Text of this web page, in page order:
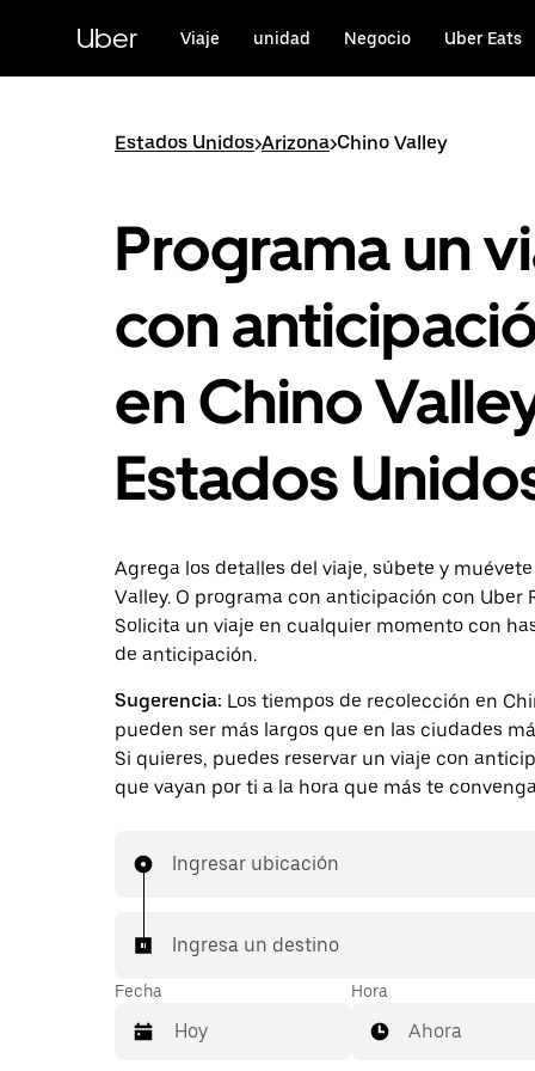
contenido
principal
Uber Viaje unidad Negocio Uber Eats
Estados Unidos>Arizona>Chino Valley
Programa un
con
en Chino
Estados
Agrega los detalles del viaje, súbete y
Valley. O programa con anticipación con Uber
Solicita un viaje en cualquier momento con
de anticipación.
Sugerencia: Los tiempos de recolección en
pueden ser más largos que en las ciudades
Si quieres, puedes reservar un viaje con
que vayan por ti a la hora que más te
Ingresar ubicación
Ingresa un destino
Fecha Hora
Ahora